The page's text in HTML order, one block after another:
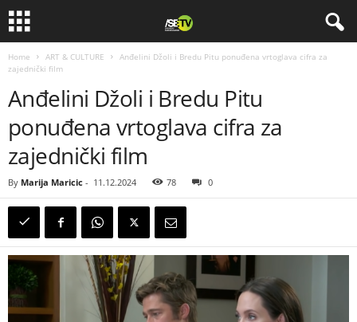
Home ART & CULTURE
Anđelini Džoli i Bredu Pitu ponuđena vrtoglava cifra za
zajednički film
Anđelini Džoli i Bredu Pitu
ponuđena vrtoglava cifra za
zajednički film
By Marija Maricic - 11.12.2024 78 0